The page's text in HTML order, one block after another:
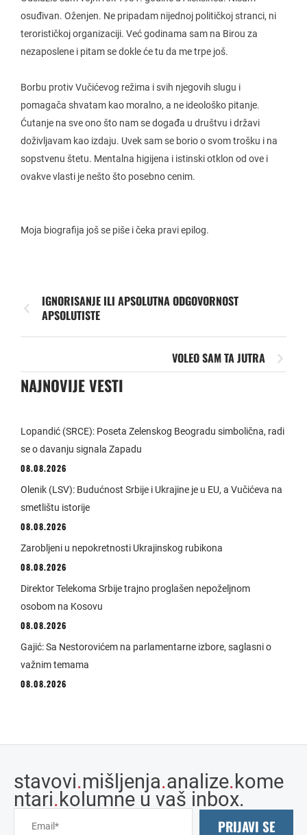
osuđivan. Oženjen. Ne pripadam nijednoj političkoj stranci, ni
terorističkoj organizaciji. Već godinama sam na Birou za
nezaposlene i pitam se dokle će tu da me trpe još.
Borbu protiv Vučićevog režima i svih njegovih slugu i
pomagača shvatam kao moralno, a ne ideološko pitanje.
Ćutanje na sve ono što nam se događa u društvu i državi
doživljavam kao izdaju. Uvek sam se borio o svom trošku i na
sopstvenu štetu. Mentalna higijena i istinski otklon od ove i
ovakve vlasti je nešto što posebno cenim.
Moja biografija još se piše i čeka pravi epilog.
IGNORISANJE ILI APSOLUTNA ODGOVORNOST
APSOLUTISTE
VOLEO SAM TA JUTRA
NAJNOVIJE VESTI
Lopandić (SRCE): Poseta Zelenskog Beogradu simbolična, radi
se o davanju signala Zapadu
08.08.2026
Olenik (LSV): Budućnost Srbije i Ukrajine je u EU, a Vučićeva na
smetlištu istorije
08.08.2026
Zarobljeni u nepokretnosti Ukrajinskog rubikona
08.08.2026
Direktor Telekoma Srbije trajno proglašen nepoželjnom
osobom na Kosovu
08.08.2026
Gajić: Sa Nestorovićem na parlamentarne izbore, saglasni o
važnim temama
08.08.2026
stavovi.mišljenja.analize.kome
ntari.kolumne u vaš inbox.
PRIJAVI SE